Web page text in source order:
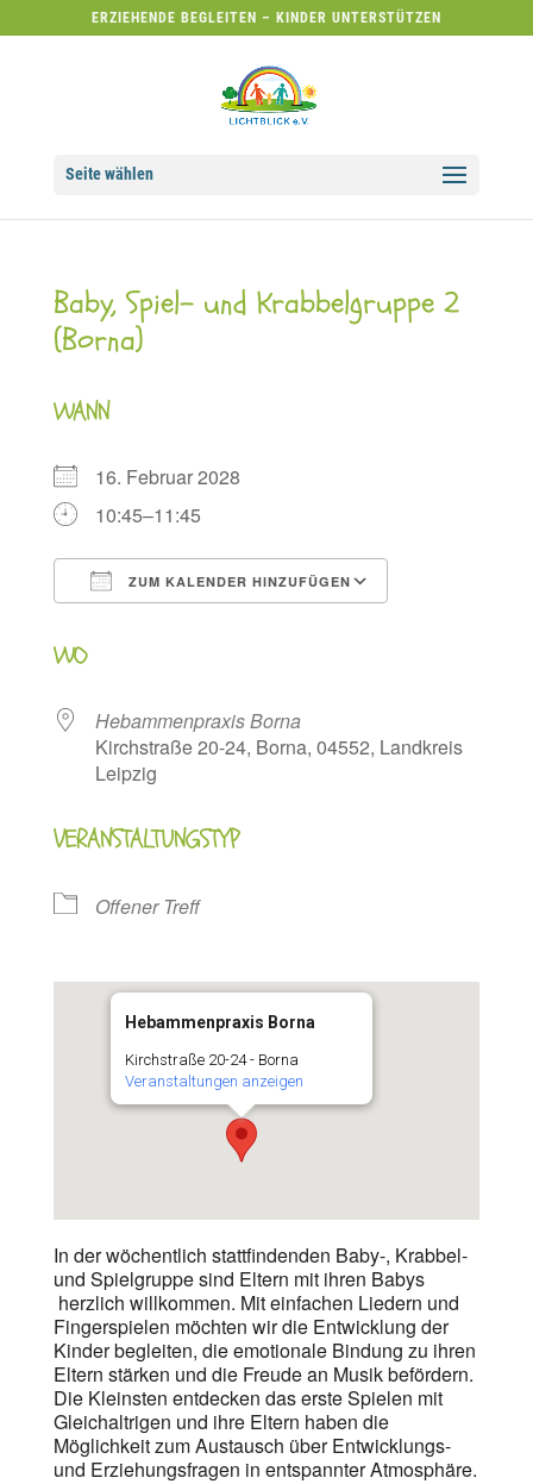
ERZIEHENDE BEGLEITEN – KINDER UNTERSTÜTZEN
Seite wählen
Baby, Spiel- und Krabbelgruppe 2
(Borna)
WANN
16. Februar 2028
10:45–11:45
ZUM KALENDER HINZUFÜGEN
WO
Hebammenpraxis Borna
Kirchstraße 20-24, Borna, 04552, Landkreis
Leipzig
VERANSTALTUNGSTYP
Offener Treff
Hebammenpraxis Borna
Kirchstraße 20-24 - Borna
Veranstaltungen anzeigen
In der wöchentlich stattfindenden Baby-, Krabbel-
und Spielgruppe sind Eltern mit ihren Babys
herzlich willkommen. Mit einfachen Liedern und
Fingerspielen möchten wir die Entwicklung der
Kinder begleiten, die emotionale Bindung zu ihren
Eltern stärken und die Freude an Musik befördern.
Die Kleinsten entdecken das erste Spielen mit
Gleichaltrigen und ihre Eltern haben die
Möglichkeit zum Austausch über Entwicklungs-
und Erziehungsfragen in entspannter Atmosphäre.